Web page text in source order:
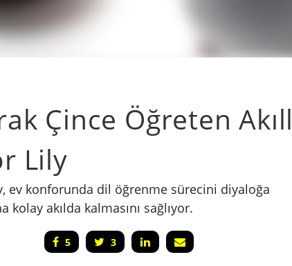
Çince Öğreten
Lily
ev konforunda dil öğrenme sürecini diyaloğa
kolay akılda kalmasını sağlıyor.
5 3